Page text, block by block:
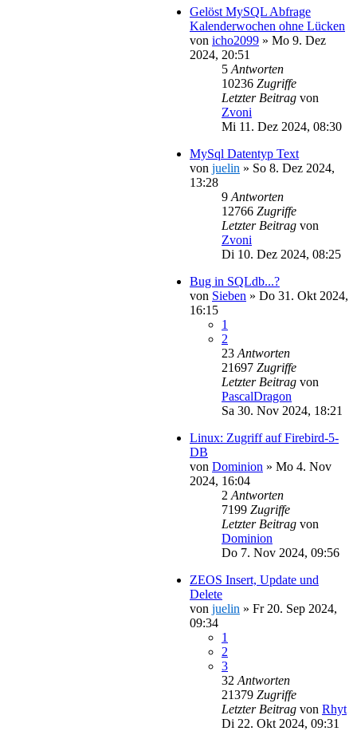
Gelöst MySQL Abfrage
Kalenderwochen ohne Lücken
von icho2099 » Mo 9. Dez
2024, 20:51
5 Antworten
10236 Zugriffe
Letzter Beitrag von
Zvoni
Mi 11. Dez 2024, 08:30
MySql Datentyp Text
von juelin » So 8. Dez 2024,
13:28
9 Antworten
12766 Zugriffe
Letzter Beitrag von
Zvoni
Di 10. Dez 2024, 08:25
Bug in SQLdb...?
von Sieben » Do 31. Okt 2024,
16:15
1
2
23 Antworten
21697 Zugriffe
Letzter Beitrag von
PascalDragon
Sa 30. Nov 2024, 18:21
Linux: Zugriff auf Firebird-5-
DB
von Dominion » Mo 4. Nov
2024, 16:04
2 Antworten
7199 Zugriffe
Letzter Beitrag von
Dominion
Do 7. Nov 2024, 09:56
ZEOS Insert, Update und
Delete
von juelin » Fr 20. Sep 2024,
09:34
1
2
3
32 Antworten
21379 Zugriffe
Letzter Beitrag von Rhyt
Di 22. Okt 2024, 09:31